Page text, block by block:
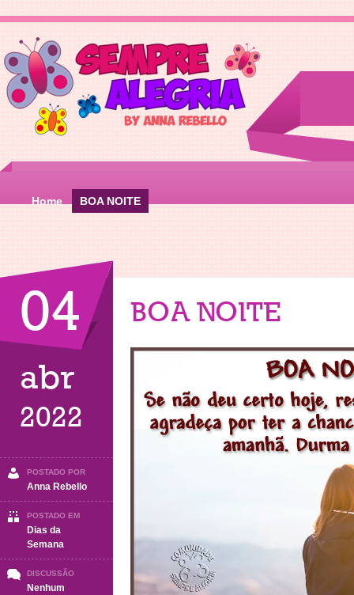
Home BOA NOITE
04
abr
2022
POSTADO POR
Anna Rebello
POSTADO EM
Dias da
Semana
DISCUSSÃO
Nenhum
BOA NOITE